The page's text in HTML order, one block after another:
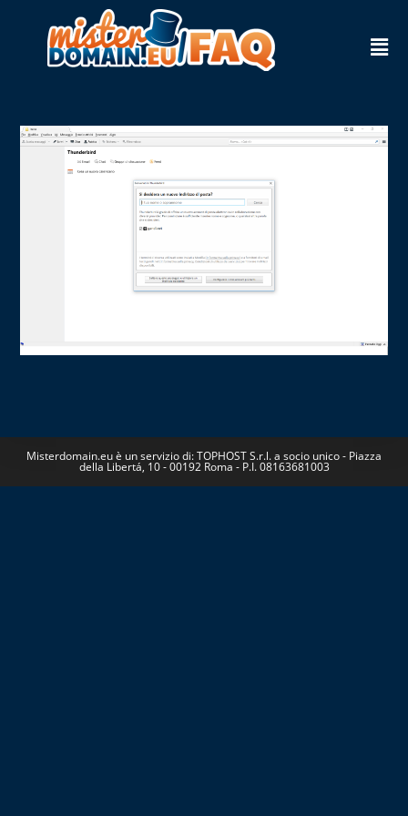
Misterdomain.eu è un servizio di: TOPHOST S.r.l. a socio unico - Piazza
della Libertá, 10 - 00192 Roma - P.I. 08163681003